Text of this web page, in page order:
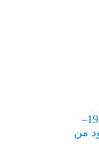
المئوية الأولى للدستور اللبناني (1926–
من